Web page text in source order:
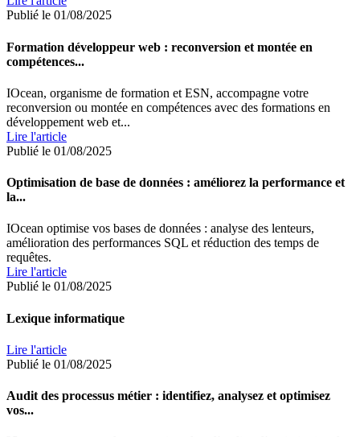
Publié le 01/08/2025
Formation développeur web : reconversion et montée en
compétences...
IOcean, organisme de formation et ESN, accompagne votre
reconversion ou montée en compétences avec des formations en
développement web et...
Lire l'article
Publié le 01/08/2025
Optimisation de base de données : améliorez la performance et
la...
IOcean optimise vos bases de données : analyse des lenteurs,
amélioration des performances SQL et réduction des temps de
requêtes.
Lire l'article
Publié le 01/08/2025
Lexique informatique
Lire l'article
Publié le 01/08/2025
Audit des processus métier : identifiez, analysez et optimisez
vos...